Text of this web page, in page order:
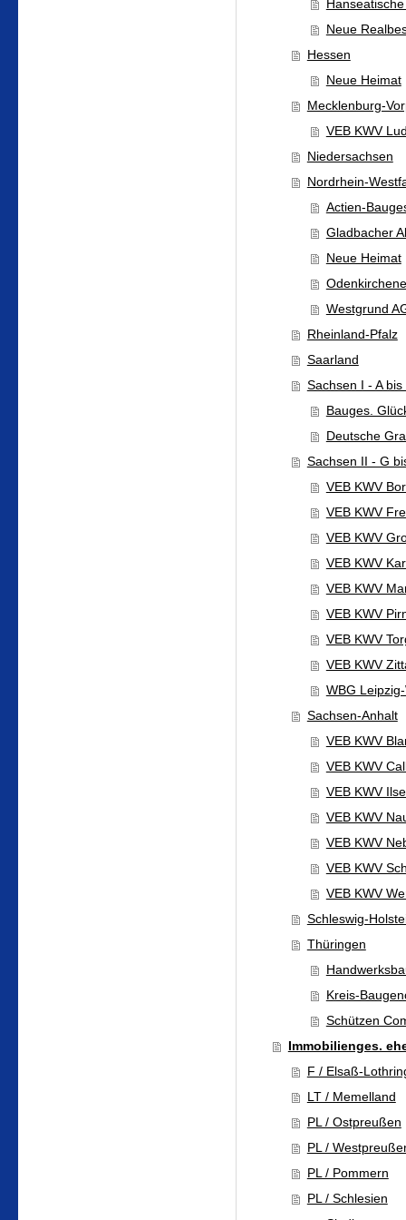
Neue
Hessen
Neue Heimat
Mecklenburg-
VEB KWV
Niedersachsen
Nordrhein-
Actien-
Gladbacher
Neue Heimat
Westgrund
Rheinland-Pfalz
Saarland
Sachsen I - A bis
Bauges.
Deutsche
Sachsen II - G
VEB KWV
VEB KWV
VEB KWV
VEB KWV
VEB KWV
VEB KWV
VEB KWV
VEB KWV
WBG
Sachsen-Anhalt
VEB KWV
VEB KWV
VEB KWV
VEB KWV
VEB KWV
VEB KWV
VEB KWV
Schleswig-
Thüringen
Kreis-
Schützen
Immobilienges.
F / Elsaß-
LT / Memelland
PL / Ostpreußen
PL /
PL / Pommern
PL / Schlesien